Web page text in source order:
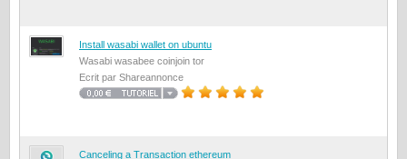
Install wasabi wallet on ubuntu
Wasabi wasabee coinjoin tor
Ecrit par Shareannonce
Canceling a Transaction ethereum